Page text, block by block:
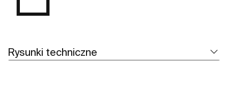
Rysunki techniczne